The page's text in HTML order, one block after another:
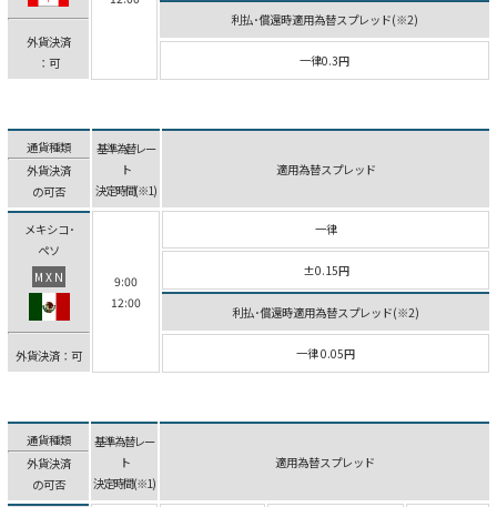
外貨決済
：可
利払･償還時適用為替スプレッド(※2)
一律0.3円
通貨種類
外貨決済
の可否
基準為替レー
ト
決定時間(※1)
適用為替スプレッド
メキシコ･
ペソ
MXN
外貨決済：可
9:00
12:00
一律
±0.15円
利払･償還時適用為替スプレッド(※2)
一律 0.05円
通貨種類
外貨決済
の可否
基準為替レー
ト
決定時間(※1)
適用為替スプレッド